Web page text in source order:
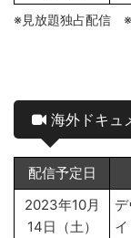
※見放題独占配信
海外ドキュ
配信予定日
2023年10月
14日（土）